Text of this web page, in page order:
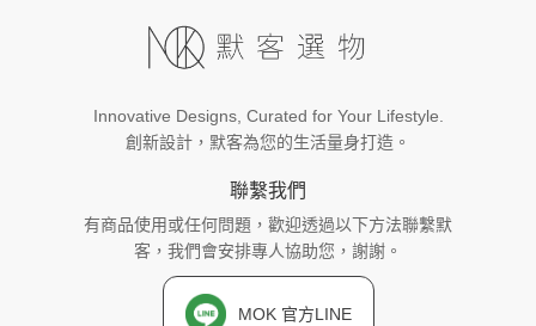
Innovative Designs, Curated for Your Lifestyle.
創新設計，默客為您的生活量身打造。
聯繫我們
有商品使用或任何問題，歡迎透過以下方法聯繫默
客，我們會安排專人協助您，謝謝。
MOK 官方LINE